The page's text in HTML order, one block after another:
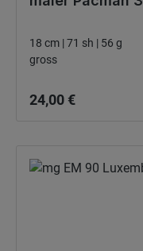
18 cm | 71 sh | 56 g
gross
24,00 €